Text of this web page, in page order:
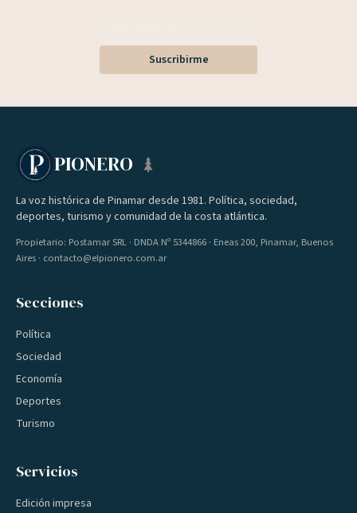
Suscribirme
PIONERO
La voz histórica de Pinamar desde 1981. Política, sociedad,
deportes, turismo y comunidad de la costa atlántica.
Propietario: Postamar SRL · DNDA Nº 5344866 · Eneas 200, Pinamar, Buenos
Aires · contacto@elpionero.com.ar
Secciones
Política
Sociedad
Economía
Deportes
Turismo
Servicios
Edición impresa